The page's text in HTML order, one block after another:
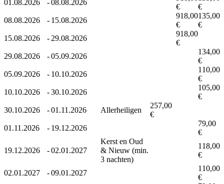
01.08.2026
-08.08.2026
€
€
08.08.2026
- 15.08.2026
918,00
€
135,00
€
15.08.2026
- 29.08.2026
918,00
€
29.08.2026
-05.09.2026
134,00
€
05.09.2026
- 10.10.2026
110,00
€
10.10.2026
-30.10.2026
105,00
€
30.10.2026
-01.11.2026 Allerheiligen
257,00
€
01.11.2026
- 19.12.2026
79,00
€
19.12.2026 -02.01.2027
Kerst en Oud
& Nieuw (min.
3 nachten)
118,00
€
02.01.2027 -09.01.2027
110,00
€